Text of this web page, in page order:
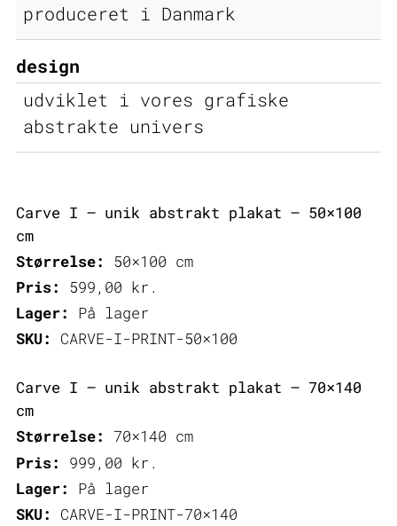
produceret i Danmark
design
udviklet i vores grafiske
abstrakte univers
Carve I – unik abstrakt plakat – 50×100
cm
Størrelse:
50×100 cm
Pris:
599,00 kr.
Lager:
På lager
SKU:
CARVE-I-PRINT-50×100
Carve I – unik abstrakt plakat – 70×140
cm
Størrelse:
70×140 cm
Pris:
999,00 kr.
Lager:
På lager
SKU:
CARVE-I-PRINT-70×140